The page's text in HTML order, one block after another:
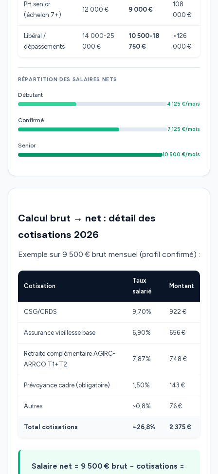
PH senior
(échelon 7+)
12 000 € 9 000 €
108
000 €
Libéral /
dépassements
14 000-25
000 €
10 500-18
750 €
>126
000 €
RÉPARTITION DES SALAIRES NETS
Débutant
4 125 €/mois
Confirmé
7 125 €/mois
Senior
10 500 €/mois
Calcul brut → net : détail des
cotisations 2026
Exemple sur 9 500 € brut mensuel (profil confirmé) :
Cotisation
Taux
salarié
Montant
CSG/CRDS 9,70% 922 €
Assurance vieillesse base 6,90% 656 €
Retraite complémentaire AGIRC-
ARRCO T1+T2
7,87% 748 €
Prévoyance cadre (obligatoire) 1,50% 143 €
Autres ~0,8% 76 €
Total cotisations ~26,8% 2 375 €
Salaire net = 9 500 € brut − cotisations =